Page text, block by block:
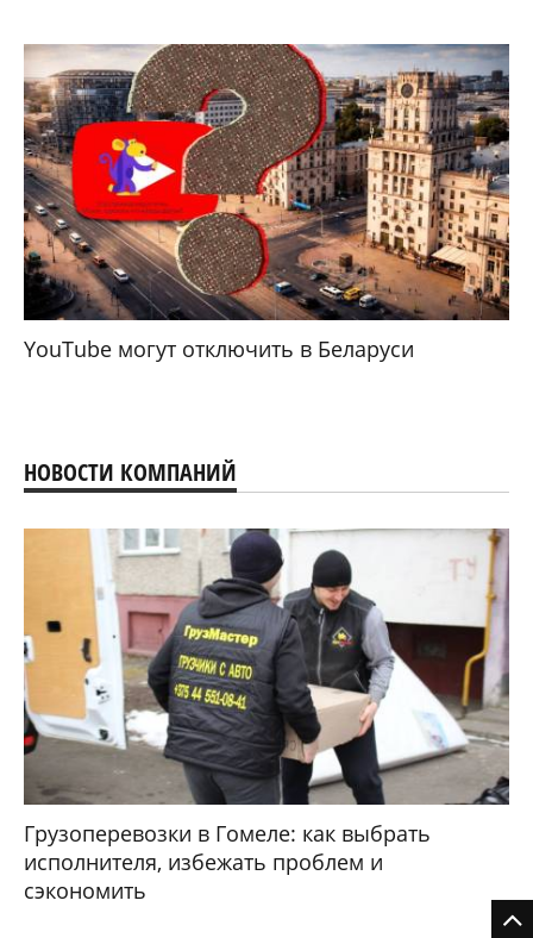
YouTube могут отключить в Беларуси
НОВОСТИ КОМПАНИЙ
Грузоперевозки в Гомеле: как выбрать
исполнителя, избежать проблем и
сэкономить